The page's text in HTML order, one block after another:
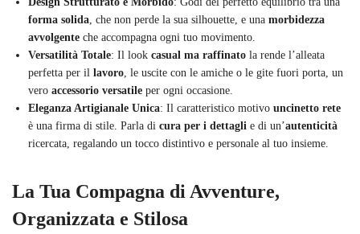
forma solida , che non perde la sua silhouette, e una morbidezza
avvolgente che accompagna ogni tuo movimento.
Versatilità Totale: Il look casual ma raffinato la rende l’alleata
perfetta per il lavoro , le uscite con le amiche o le gite fuori porta, un
vero accessorio versatile per ogni occasione.
Eleganza Artigianale Unica: Il caratteristico motivo uncinetto rete
è una firma di stile. Parla di cura per i dettagli e di un’autenticità
ricercata, regalando un tocco distintivo e personale al tuo insieme.
La Tua Compagna di Avventure,
Organizzata e Stilosa